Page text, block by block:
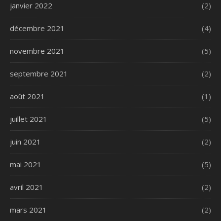
janvier 2022 (2)
décembre 2021 (4)
novembre 2021 (5)
septembre 2021 (2)
août 2021 (1)
juillet 2021 (5)
juin 2021 (2)
mai 2021 (5)
avril 2021 (2)
mars 2021 (2)